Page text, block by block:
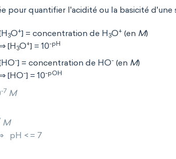
pour quantifier l'acidité ou la basicité
3O+] = concentration de H 3O+(en M)
⇒ [H 3O+] = 10-pH
-] = concentration de HO-(en M)
⇒ [HO-] = 10-pOH
-7 M
M
pH < = 7